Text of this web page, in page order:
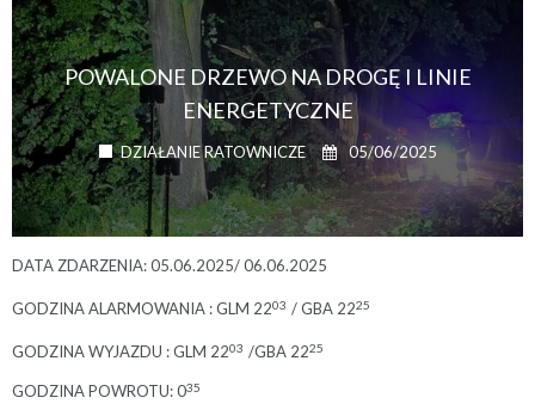
POWALONE DRZEWO NA DROGĘ I LINIE
ENERGETYCZNE
DZIAŁANIE RATOWNICZE 05/06/2025
DATA ZDARZENIA: 05.06.2025/ 06.06.2025
GODZINA ALARMOWANIA : GLM 2203 / GBA 2225
GODZINA WYJAZDU : GLM 2203 /GBA 2225
GODZINA POWROTU: 035